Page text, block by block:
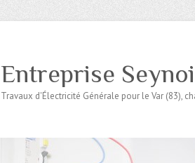
Entreprise
Travaux d'Électricité Générale pour le Var (83),